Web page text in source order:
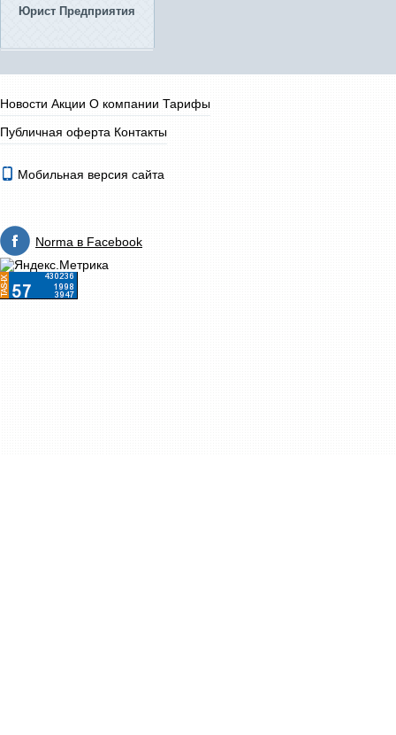
Юрист Предприятия
Новости Акции О компании Тарифы
Публичная оферта Контакты
Мобильная версия сайта
Norma в Facebook